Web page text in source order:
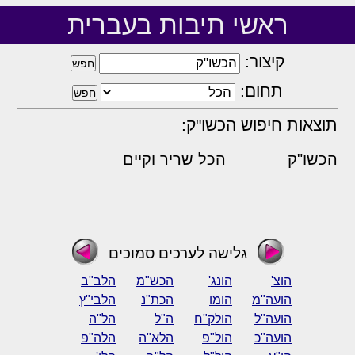
ראשי תיבות בעברית
קיצור:
תחום:
תוצאות חיפוש הכשו"ק:
הכשו"ק הכל שריר וקיים
גלישה לערכים סמוכים
הוצ' הונג' הכש"מ
הלב"ב
הועה"מ
הומו הכת"נ
הלבי"ץ
הועה"ל
הולק"ח ה"ל
הל"ה
הועה"כ
הול"פ הלא"ה
הלה"פ